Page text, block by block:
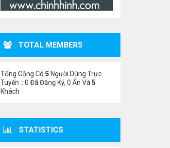
TOTAL MEMBERS
Tổng Cộng Có 5 Người Dùng Trực
Tuyến :: 0 Đã Đăng Ký, 0 Ẩn Và 5
Khách
STATISTICS